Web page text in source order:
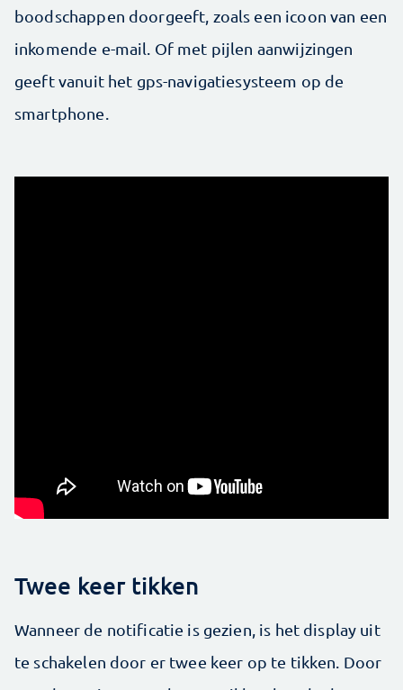
boodschappen doorgeeft, zoals een icoon van een
inkomende e-mail. Of met pijlen aanwijzingen
geeft vanuit het gps-navigatiesysteem op de
smartphone.
Twee keer tikken
Wanneer de notificatie is gezien, is het display uit
te schakelen door er twee keer op te tikken. Door